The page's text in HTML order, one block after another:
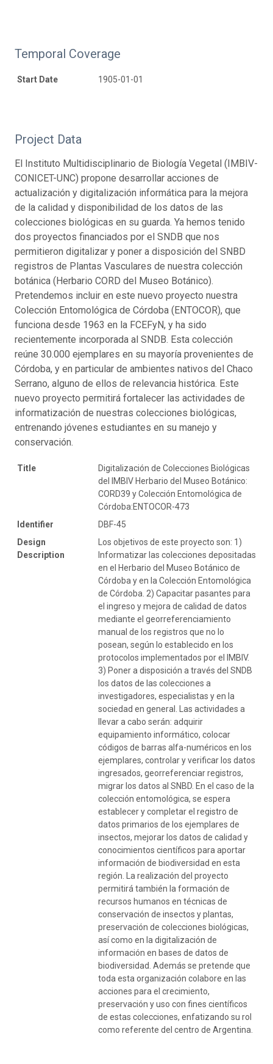
Temporal Coverage
Start Date 1905-01-01
Project Data
El Instituto Multidisciplinario de Biología Vegetal (IMBIV-
CONICET-UNC) propone desarrollar acciones de
actualización y digitalización informática para la mejora
de la calidad y disponibilidad de los datos de las
colecciones biológicas en su guarda. Ya hemos tenido
dos proyectos financiados por el SNDB que nos
permitieron digitalizar y poner a disposición del SNBD
registros de Plantas Vasculares de nuestra colección
botánica (Herbario CORD del Museo Botánico).
Pretendemos incluir en este nuevo proyecto nuestra
Colección Entomológica de Córdoba (ENTOCOR), que
funciona desde 1963 en la FCEFyN, y ha sido
recientemente incorporada al SNDB. Esta colección
reúne 30.000 ejemplares en su mayoría provenientes de
Córdoba, y en particular de ambientes nativos del Chaco
Serrano, alguno de ellos de relevancia histórica. Este
nuevo proyecto permitirá fortalecer las actividades de
informatización de nuestras colecciones biológicas,
entrenando jóvenes estudiantes en su manejo y
conservación.
Title
Digitalización de Colecciones Biológicas
del IMBIV Herbario del Museo Botánico:
CORD39 y Colección Entomológica de
Córdoba:ENTOCOR-473
Identifier
DBF-45
Design
Description
Los objetivos de este proyecto son: 1)
Informatizar las colecciones depositadas
en el Herbario del Museo Botánico de
Córdoba y en la Colección Entomológica
de Córdoba. 2) Capacitar pasantes para
el ingreso y mejora de calidad de datos
mediante el georreferenciamiento
manual de los registros que no lo
posean, según lo establecido en los
protocolos implementados por el IMBIV.
3) Poner a disposición a través del SNDB
los datos de las colecciones a
investigadores, especialistas y en la
sociedad en general. Las actividades a
llevar a cabo serán: adquirir
equipamiento informático, colocar
códigos de barras alfa-numéricos en los
ejemplares, controlar y verificar los datos
ingresados, georreferenciar registros,
migrar los datos al SNBD. En el caso de la
colección entomológica, se espera
establecer y completar el registro de
datos primarios de los ejemplares de
insectos, mejorar los datos de calidad y
conocimientos científicos para aportar
información de biodiversidad en esta
región. La realización del proyecto
permitirá también la formación de
recursos humanos en técnicas de
conservación de insectos y plantas,
preservación de colecciones biológicas,
así como en la digitalización de
información en bases de datos de
biodiversidad. Además se pretende que
toda esta organización colabore en las
acciones para el crecimiento,
preservación y uso con fines científicos
de estas colecciones, enfatizando su rol
como referente del centro de Argentina.